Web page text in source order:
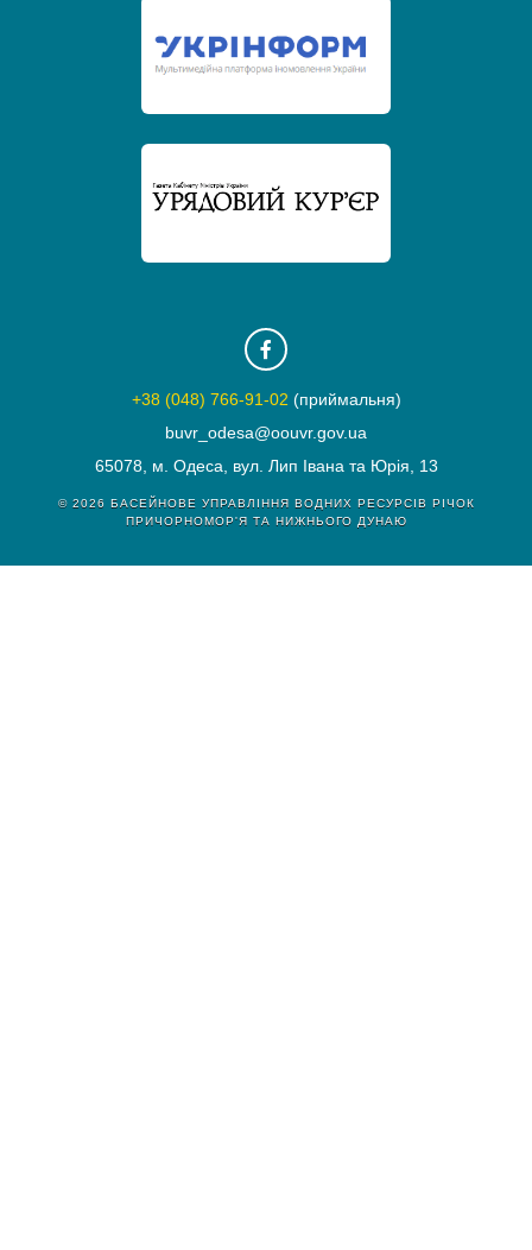
+38 (048) 766-91-02 (приймальня)
buvr_odesa@oouvr.gov.ua
65078, м. Одеса, вул. Лип Івана та Юрія, 13
© 2026 БАСЕЙНОВЕ УПРАВЛІННЯ ВОДНИХ РЕСУРСІВ РІЧОК
ПРИЧОРНОМОР'Я ТА НИЖНЬОГО ДУНАЮ